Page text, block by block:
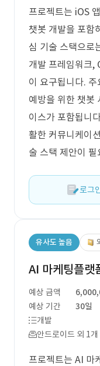
프로젝트는 iOS
챗봇 개발을 포함
심 기술 스택으로
개발 프레임워크,
이 요구됩니다.
예방을 위한 챗봇
이스가 포함됩니
활한 커뮤니케이
술 스택 제안이 필
로그
유사도 높음
AI 마케팅플랫
예상 금액
예상 기간
30일
개발
안드로이드 외 1개
프로젝트는 AI 마